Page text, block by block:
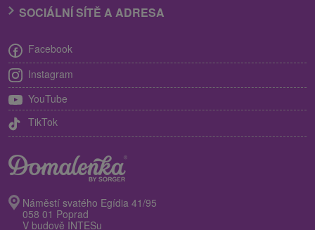
SOCIÁLNÍ SÍTĚ A ADRESA
Facebook
Instagram
YouTube
TikTok
Náměstí svatého Egídia 41/95
058 01 Poprad
V budově INTESu